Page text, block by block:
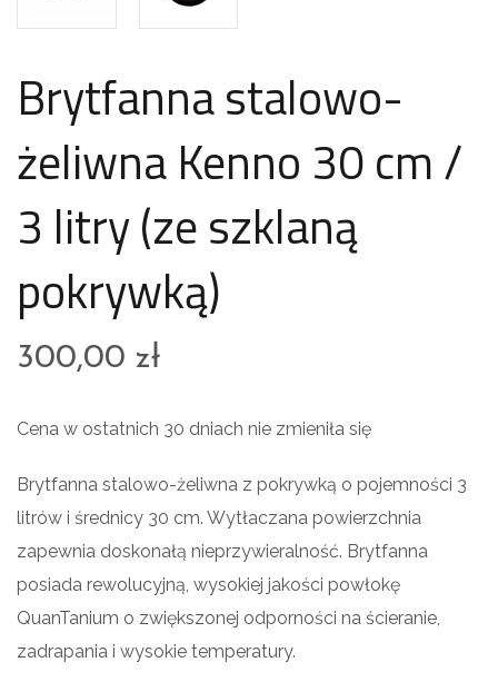
Brytfanna stalowo-
żeliwna Kenno 30 cm /
3 litry (ze szklaną
pokrywką)
300,00 zł
Cena w ostatnich 30 dniach nie zmieniła się
Brytfanna stalowo-żeliwna z pokrywką o pojemności 3
litrów i średnicy 30 cm. Wytłaczana powierzchnia
zapewnia doskonałą nieprzywieralność. Brytfanna
posiada rewolucyjną, wysokiej jakości powłokę
QuanTanium o zwiększonej odporności na ścieranie,
zadrapania i wysokie temperatury.